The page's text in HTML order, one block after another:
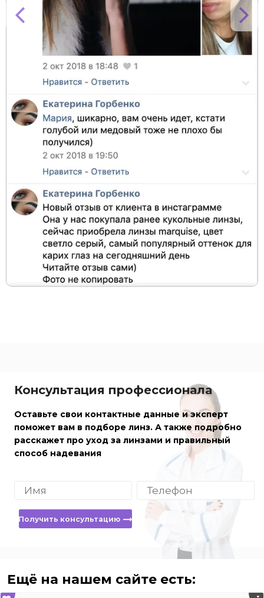
Консультация профессионала
Оставьте свои контактные данные и эксперт
поможет вам в подборе линз. А также подробно
расскажет про уход за линзами и правильный
способ надевания
Получить консультацию
Ещё на нашем сайте есть: